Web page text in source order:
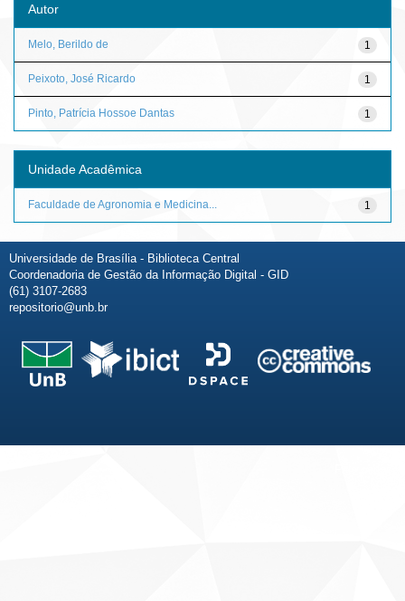
Autor
1
Melo, Berildo de
1
Peixoto, José Ricardo
1
Pinto, Patrícia Hossoe Dantas
Unidade Acadêmica
1
Faculdade de Agronomia e Medicina...
Universidade de Brasília - Biblioteca Central
Coordenadoria de Gestão da Informação Digital - GID
(61) 3107-2683
repositorio@unb.br